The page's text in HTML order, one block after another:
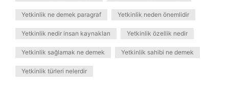
Yetkinlik ne demek paragraf Yetkinlik neden önemlidir
Yetkinlik nedir insan kaynakları Yetkinlik özellik nedir
Yetkinlik sağlamak ne demek Yetkinlik sahibi ne demek
Yetkinlik türleri nelerdir